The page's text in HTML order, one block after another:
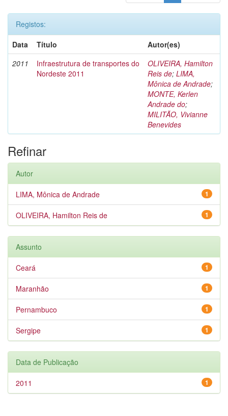
Registos:
Data
Título
Autor(es)
2011
Infraestrutura de transportes do
Nordeste 2011
OLIVEIRA, Hamilton
Reis de; LIMA,
Mônica de Andrade;
MONTE, Kerlen
Andrade do;
MILITÃO, Vivianne
Benevides
Refinar
Autor
1
LIMA, Mônica de Andrade
1
OLIVEIRA, Hamilton Reis de
Assunto
1
Ceará
1
Maranhão
1
Pernambuco
1
Sergipe
Data de Publicação
1
2011